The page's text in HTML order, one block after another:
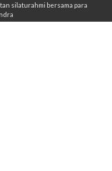
silaturahmi bersama para